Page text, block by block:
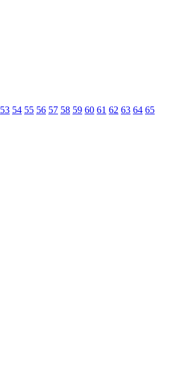
53 54 55 56 57 58 59 60 61 62 63 64 65